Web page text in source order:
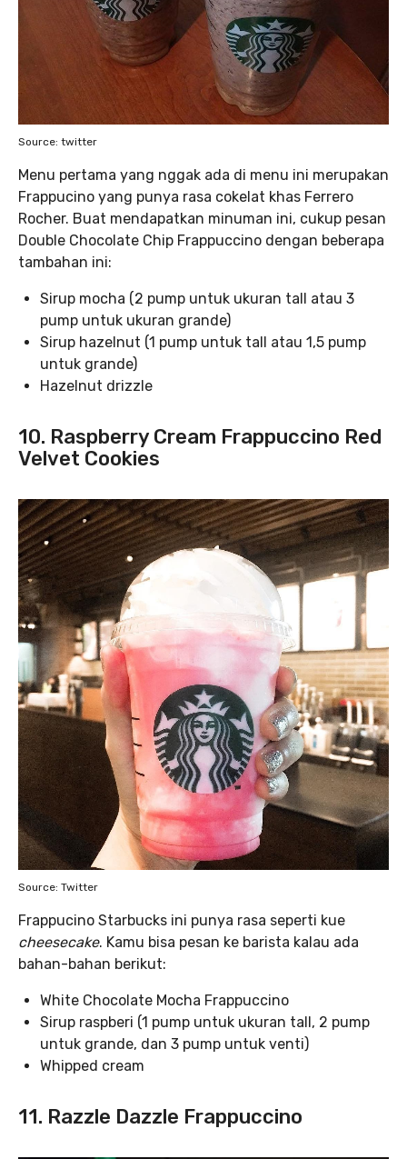
Source: twitter
Menu pertama yang nggak ada di menu ini merupakan
Frappucino yang punya rasa cokelat khas Ferrero
Rocher. Buat mendapatkan minuman ini, cukup pesan
Double Chocolate Chip Frappuccino dengan beberapa
tambahan ini:
Sirup mocha (2 pump untuk ukuran tall atau 3
pump untuk ukuran grande)
Sirup hazelnut (1 pump untuk tall atau 1,5 pump
untuk grande)
Hazelnut drizzle
10. Raspberry Cream Frappuccino Red
Velvet Cookies
Source: Twitter
Frappucino Starbucks ini punya rasa seperti kue
cheesecake. Kamu bisa pesan ke barista kalau ada
bahan-bahan berikut:
White Chocolate Mocha Frappuccino
Sirup raspberi (1 pump untuk ukuran tall, 2 pump
untuk grande, dan 3 pump untuk venti)
Whipped cream
11. Razzle Dazzle Frappuccino